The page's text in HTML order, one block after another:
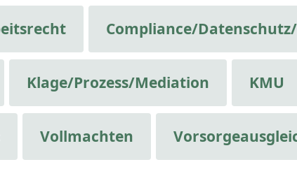
Compliance/Datenschutz/
Klage/Prozess/Mediation KMU
Vollmachten